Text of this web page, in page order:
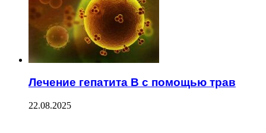
Лечение гепатита В с помощью трав
22.08.2025